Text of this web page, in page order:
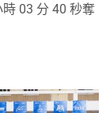
03 分 40 秒奪